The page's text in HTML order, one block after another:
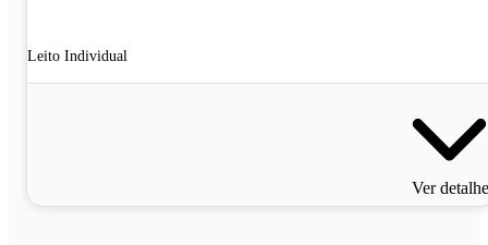
Leito Individual
Ver